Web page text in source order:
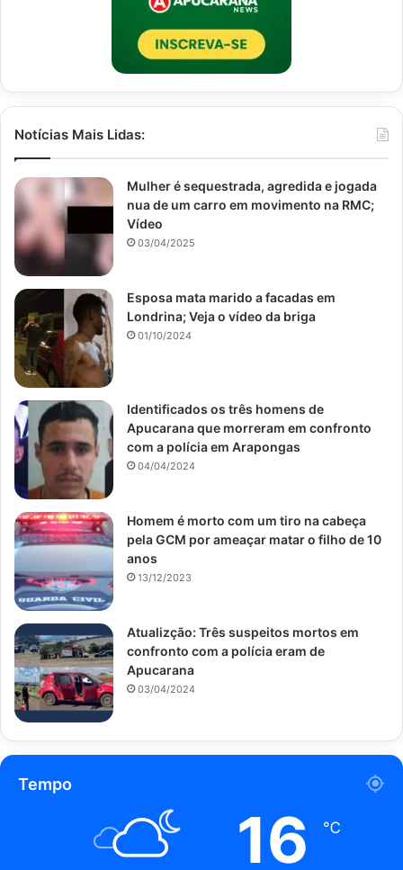
Notícias Mais Lidas:
Mulher é sequestrada, agredida e jogada
nua de um carro em movimento na RMC;
Vídeo
03/04/2025
Esposa mata marido a facadas em
Londrina; Veja o vídeo da briga
01/10/2024
Identificados os três homens de
Apucarana que morreram em confronto
com a polícia em Arapongas
04/04/2024
Homem é morto com um tiro na cabeça
pela GCM por ameaçar matar o filho de 10
anos
13/12/2023
Atualizção: Três suspeitos mortos em
confronto com a polícia eram de
Apucarana
03/04/2024
Tempo
16 ℃